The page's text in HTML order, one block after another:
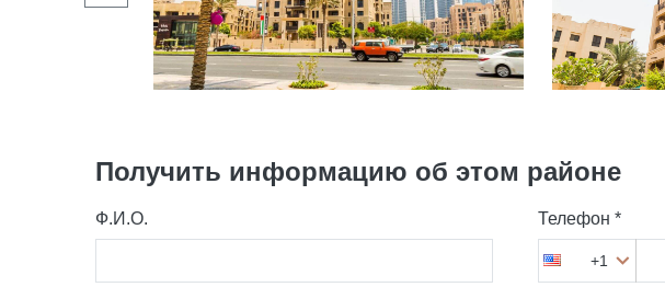
Получить информацию об этом районе
Ф.И.О. Телефон *
+1